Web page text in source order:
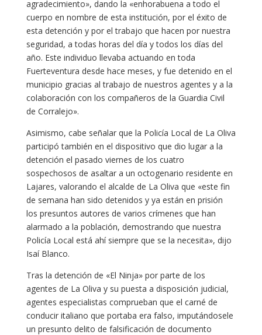
agradecimiento», dando la «enhorabuena a todo el
cuerpo en nombre de esta institución, por el éxito de
esta detención y por el trabajo que hacen por nuestra
seguridad, a todas horas del día y todos los días del
año. Este individuo llevaba actuando en toda
Fuerteventura desde hace meses, y fue detenido en el
municipio gracias al trabajo de nuestros agentes y a la
colaboración con los compañeros de la Guardia Civil
de Corralejo».
Asimismo, cabe señalar que la Policía Local de La Oliva
participó también en el dispositivo que dio lugar a la
detención el pasado viernes de los cuatro
sospechosos de asaltar a un octogenario residente en
Lajares, valorando el alcalde de La Oliva que «este fin
de semana han sido detenidos y ya están en prisión
los presuntos autores de varios crímenes que han
alarmado a la población, demostrando que nuestra
Policía Local está ahí siempre que se la necesita», dijo
Isaí Blanco.
Tras la detención de «El Ninja» por parte de los
agentes de La Oliva y su puesta a disposición judicial,
agentes especialistas comprueban que el carné de
conducir italiano que portaba era falso, imputándosele
un presunto delito de falsificación de documento